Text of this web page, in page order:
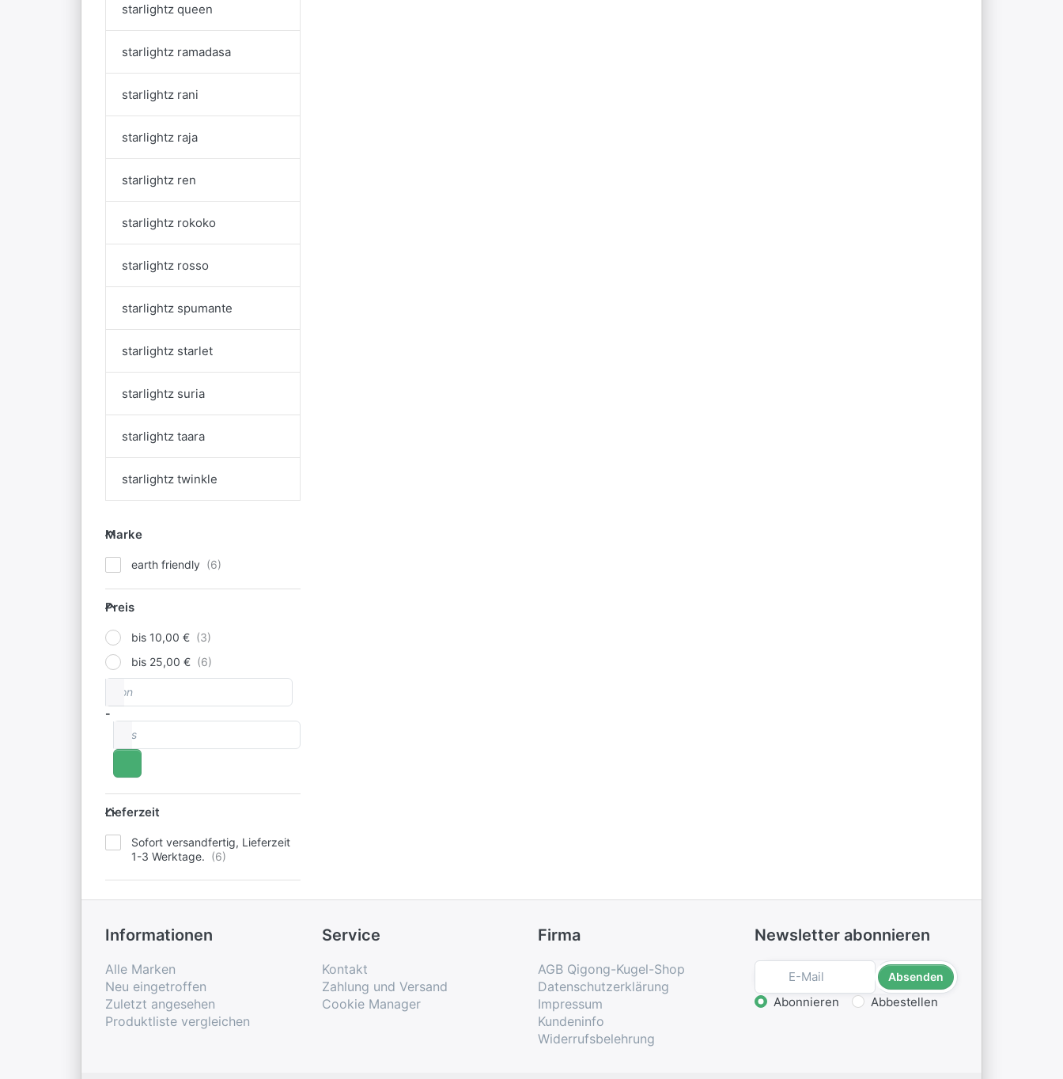
starlightz queen
starlightz ramadasa
starlightz rani
starlightz raja
starlightz ren
starlightz rokoko
starlightz rosso
starlightz spumante
starlightz starlet
starlightz suria
starlightz taara
starlightz twinkle
Marke
Marke
earth friendly
Preis
Preis
bis 10,00 €
bis 25,00 €
Preisspanne
-
Lieferzeit
Lieferzeit
Sofort versandfertig, Lieferzeit
1-3 Werktage.
Informationen
Alle Marken
Neu eingetroffen
Zuletzt angesehen
Produktliste vergleichen
Service
Kontakt
Zahlung und Versand
Cookie Manager
Firma
AGB Qigong-Kugel-Shop
Datenschutzerklärung
Impressum
Kundeninfo
Widerrufsbelehrung
Newsletter abonnieren
Absenden
Aktion wählen
Abonnieren Abbestellen